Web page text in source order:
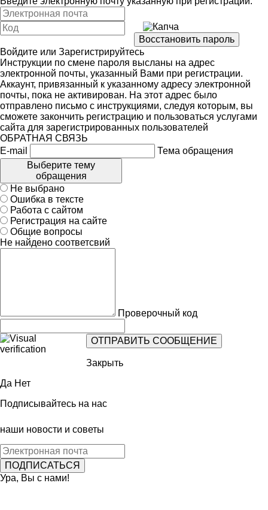
Войдите или Зарегистрируйтесь
Инструкции по смене пароля высланы на адрес
электронной почты, указанный Вами при регистрации.
Аккаунт, привязанный к указанному адресу электронной
почты, пока не активирован. На этот адрес было
отправлено письмо с инструкциями, следуя которым, вы
сможете закончить регистрацию и пользоваться услугами
сайта для зарегистрированных пользователей
ОБРАТНАЯ СВЯЗЬ
E-mail
Тема обращения
Выберите тему
обращения
Не выбрано
Ошибка в тексте
Работа с сайтом
Регистрация на сайте
Общие вопросы
Не найдено соответсвий
Проверочный код
Закрыть
Да Нет
Подписывайтесь на нас
наши новости и советы
Ура, Вы с нами!